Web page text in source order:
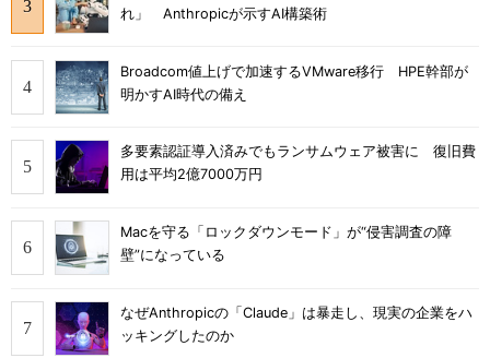
れ」 Anthropicが示すAI構築術
Broadcom値上げで加速するVMware移行 HPE幹部が
明かすAI時代の備え
多要素認証導入済みでもランサムウェア被害に 復旧費
用は平均2億7000万円
Macを守る「ロックダウンモード」が“侵害調査の障
壁”になっている
なぜAnthropicの「Claude」は暴走し、現実の企業をハ
ッキングしたのか